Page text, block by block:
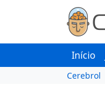
Início
Cerebrol